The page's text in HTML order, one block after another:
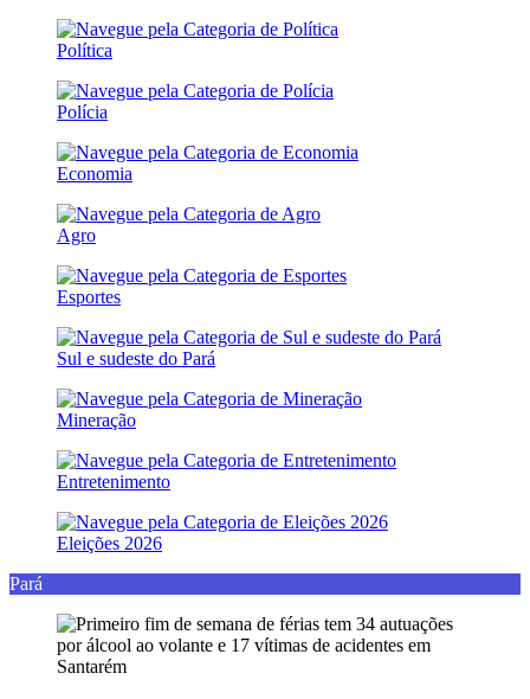
Política
Polícia
Economia
Agro
Esportes
Sul e sudeste do Pará
Mineração
Entretenimento
Eleições 2026
Pará